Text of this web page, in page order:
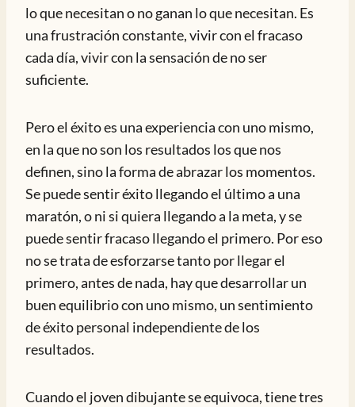
lo que necesitan o no ganan lo que necesitan. Es
una frustración constante, vivir con el fracaso
cada día, vivir con la sensación de no ser
suficiente.
Pero el éxito es una experiencia con uno mismo,
en la que no son los resultados los que nos
definen, sino la forma de abrazar los momentos.
Se puede sentir éxito llegando el último a una
maratón, o ni si quiera llegando a la meta, y se
puede sentir fracaso llegando el primero. Por eso
no se trata de esforzarse tanto por llegar el
primero, antes de nada, hay que desarrollar un
buen equilibrio con uno mismo, un sentimiento
de éxito personal independiente de los
resultados.
Cuando el joven dibujante se equivoca, tiene tres